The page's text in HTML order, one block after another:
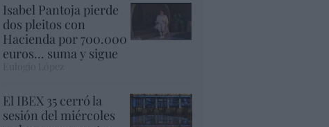
Isabel Pantoja pierde
dos pleitos con
Hacienda por 700.000
euros... suma y sigue
El IBEX 35 cerró la
sesión del miércoles